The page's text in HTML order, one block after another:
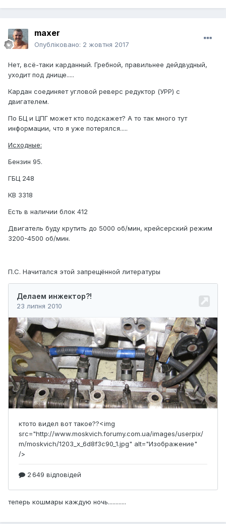
maxer
Опубліковано: 2 жовтня 2017
Нет, всё-таки карданный. Гребной, правильнее дейдвудный,
уходит под днище.....
Кардан соединяет угловой реверс редуктор (УРР) с
двигателем.
По БЦ и ЦПГ может кто подскажет? А то так много тут
информации, что я уже потерялся.....
Исходные:
Бензин 95.
ГБЦ 248
КВ 3318
Есть в наличии блок 412
Двигатель буду крутить до 5000 об/мин, крейсерский режим
3200-4500 об/мин.
П.С. Начитался этой запрещённой литературы
теперь кошмары каждую ночь............